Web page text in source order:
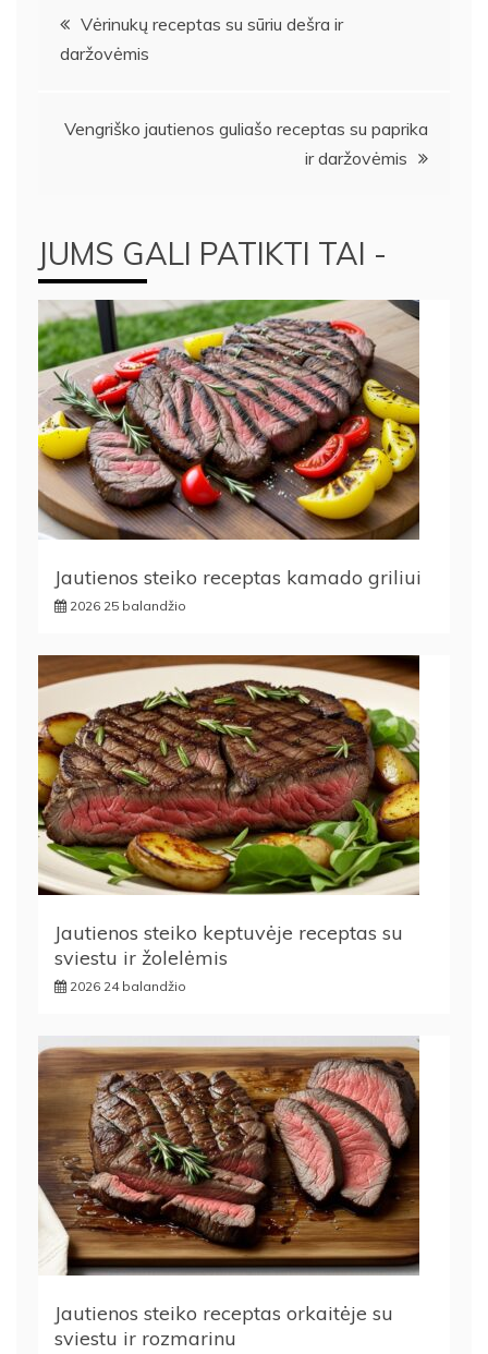
Navigacija
tarp
įrašų
Vėrinukų receptas su sūriu dešra ir
daržovėmis
Vengriško jautienos guliašo receptas su paprika
ir daržovėmis
JUMS GALI PATIKTI TAI -
Jautienos steiko receptas kamado griliui
2026 25 balandžio
Jautienos steiko keptuvėje receptas su
sviestu ir žolelėmis
2026 24 balandžio
Jautienos steiko receptas orkaitėje su
sviestu ir rozmarinu